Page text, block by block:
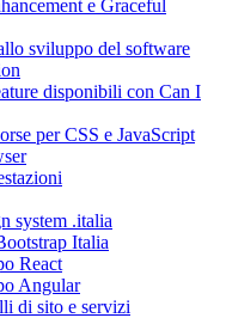
e Graceful
sviluppo del software
disponibili con Can I
per CSS e JavaScript
system .italia
Italia
React
Angular
di sito e servizi